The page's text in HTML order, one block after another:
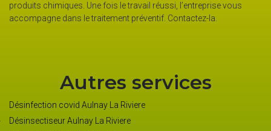
produits chimiques. Une fois le travail réussi, l’entreprise vous
accompagne dans le traitement préventif. Contactez-la.
Autres services
Désinfection covid Aulnay La Riviere
Désinsectiseur Aulnay La Riviere